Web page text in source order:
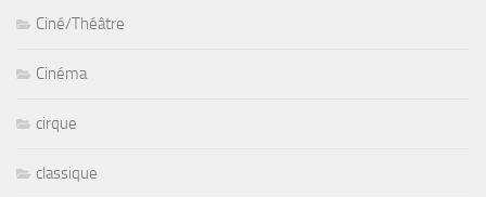
Ciné/Théâtre
Cinéma
cirque
classique